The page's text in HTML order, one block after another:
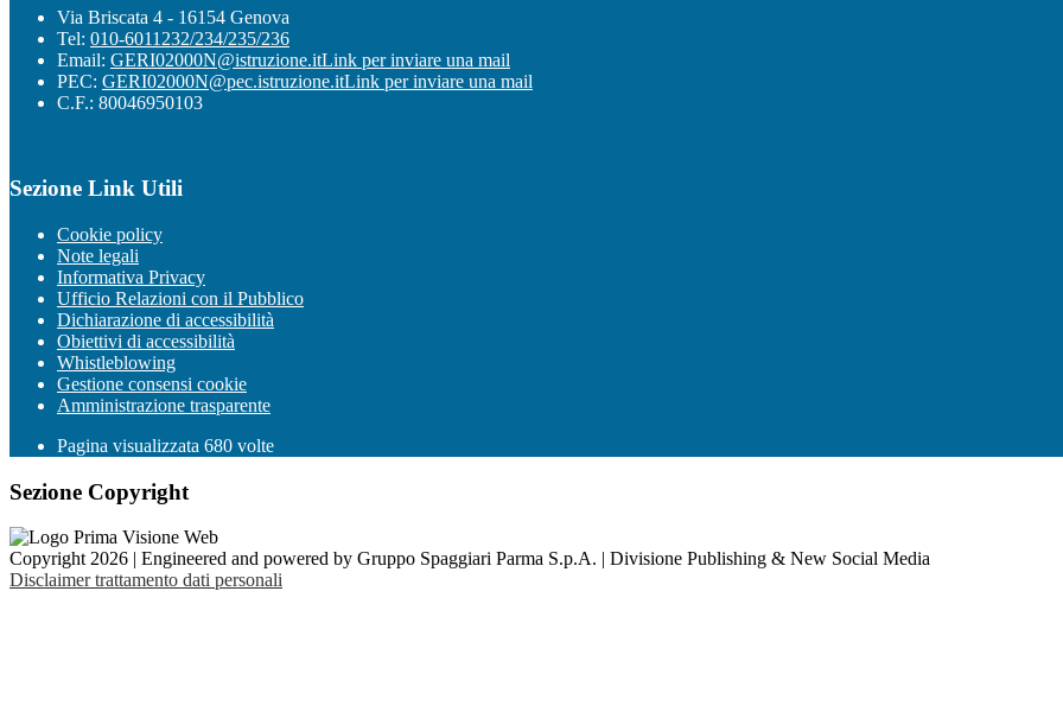
Via Briscata 4 - 16154 Genova
Tel: 010-6011232/234/235/236
Email: GERI02000N@istruzione.itLink per inviare una mail
PEC: GERI02000N@pec.istruzione.itLink per inviare una mail
C.F.: 80046950103
Sezione Link Utili
Cookie policy
Note legali
Informativa Privacy
Ufficio Relazioni con il Pubblico
Dichiarazione di accessibilità
Obiettivi di accessibilità
Whistleblowing
Gestione consensi cookie
Amministrazione trasparente
Pagina visualizzata 680 volte
Sezione Copyright
Copyright 2026 | Engineered and powered by Gruppo Spaggiari Parma S.p.A. | Divisione Publishing & New Social Media
Disclaimer trattamento dati personali